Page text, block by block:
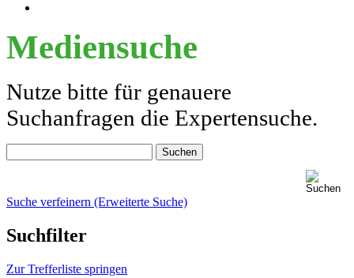
Mediensuche
Nutze bitte für genauere
Suchanfragen die Expertensuche.
Suche verfeinern (Erweiterte Suche)
Suchfilter
Zur Trefferliste springen